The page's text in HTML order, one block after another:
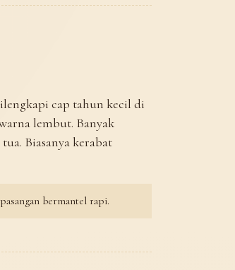
cap tahun kecil di
warna lembut. Banyak
Biasanya kerabat
bermantel rapi.